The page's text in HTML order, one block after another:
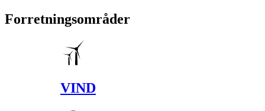
Forretnings­områder
VIND